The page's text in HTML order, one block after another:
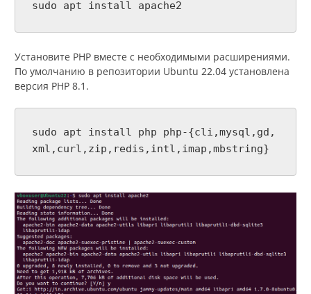
sudo apt install apache2
Установите PHP вместе с необходимыми расширениями.
По умолчанию в репозитории Ubuntu 22.04 установлена
версия PHP 8.1.
sudo apt install php php-{cli,mysql,gd,
xml,curl,zip,redis,intl,imap,mbstring}